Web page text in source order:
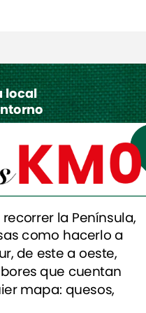
recorrer la Península,
como hacerloa
de este a oeste,
que cuentan
mapa: quesos,
local
KM0